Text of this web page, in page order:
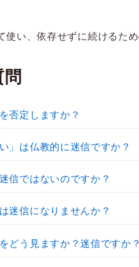
使い、依存せずに続けるため
否定しますか？
」は仏教的に迷信ですか？
信ではないのですか？
迷信になりませんか？
どう見ますか？迷信ですか？